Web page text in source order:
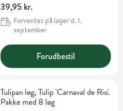
39,95 kr.
Forventes på lager d. 1.
september
Forudbestil
Tulipan løg, Tulip 'Carnaval de Rio'.
Pakke med 8 løg